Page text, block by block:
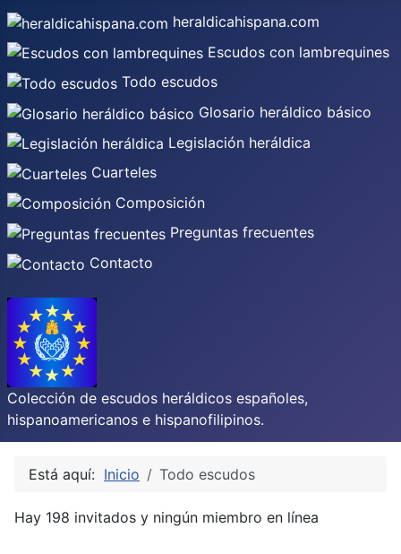
heraldicahispana.com
Escudos con lambrequines
Todo escudos
Glosario heráldico básico
Legislación heráldica
Cuarteles
Composición
Preguntas frecuentes
Contacto
Colección de escudos heráldicos españoles,
hispanoamericanos e hispanofilipinos.
Está aquí: Inicio Todo escudos
Hay 198 invitados y ningún miembro en línea